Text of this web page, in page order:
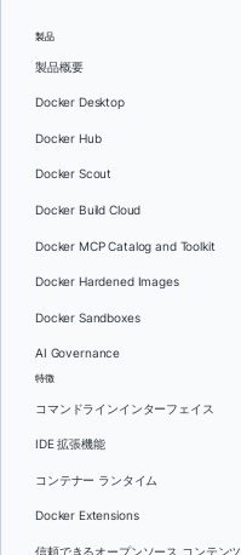
製品
製品概要
Docker Desktop
Docker Hub
Docker Scout
Docker Build Cloud
Docker MCP Catalog and Toolkit
Docker Hardened Images
Docker Sandboxes
AI Governance
特徴
コマンドラインインターフェイス
IDE 拡張機能
コンテナー ランタイム
Docker Extensions
信頼できるオープンソース コンテンツ